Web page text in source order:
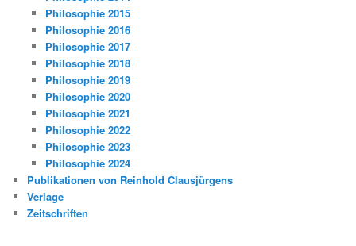
Philosophie 2015
Philosophie 2016
Philosophie 2017
Philosophie 2018
Philosophie 2019
Philosophie 2020
Philosophie 2021
Philosophie 2022
Philosophie 2023
Philosophie 2024
Publikationen von Reinhold Clausjürgens
Verlage
Zeitschriften